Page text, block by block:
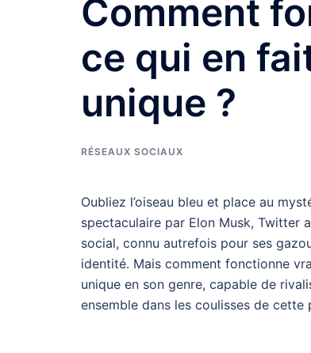
Comment
ce qui en
unique ?
RÉSEAUX SOCIAUX
Oubliez l’oiseau bleu et place au
spectaculaire par Elon Musk, Twitter
social, connu autrefois pour ses
identité. Mais comment fonctionne
unique en son genre, capable de
ensemble dans les coulisses de cette